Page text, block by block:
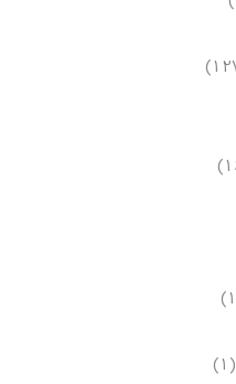
(1)